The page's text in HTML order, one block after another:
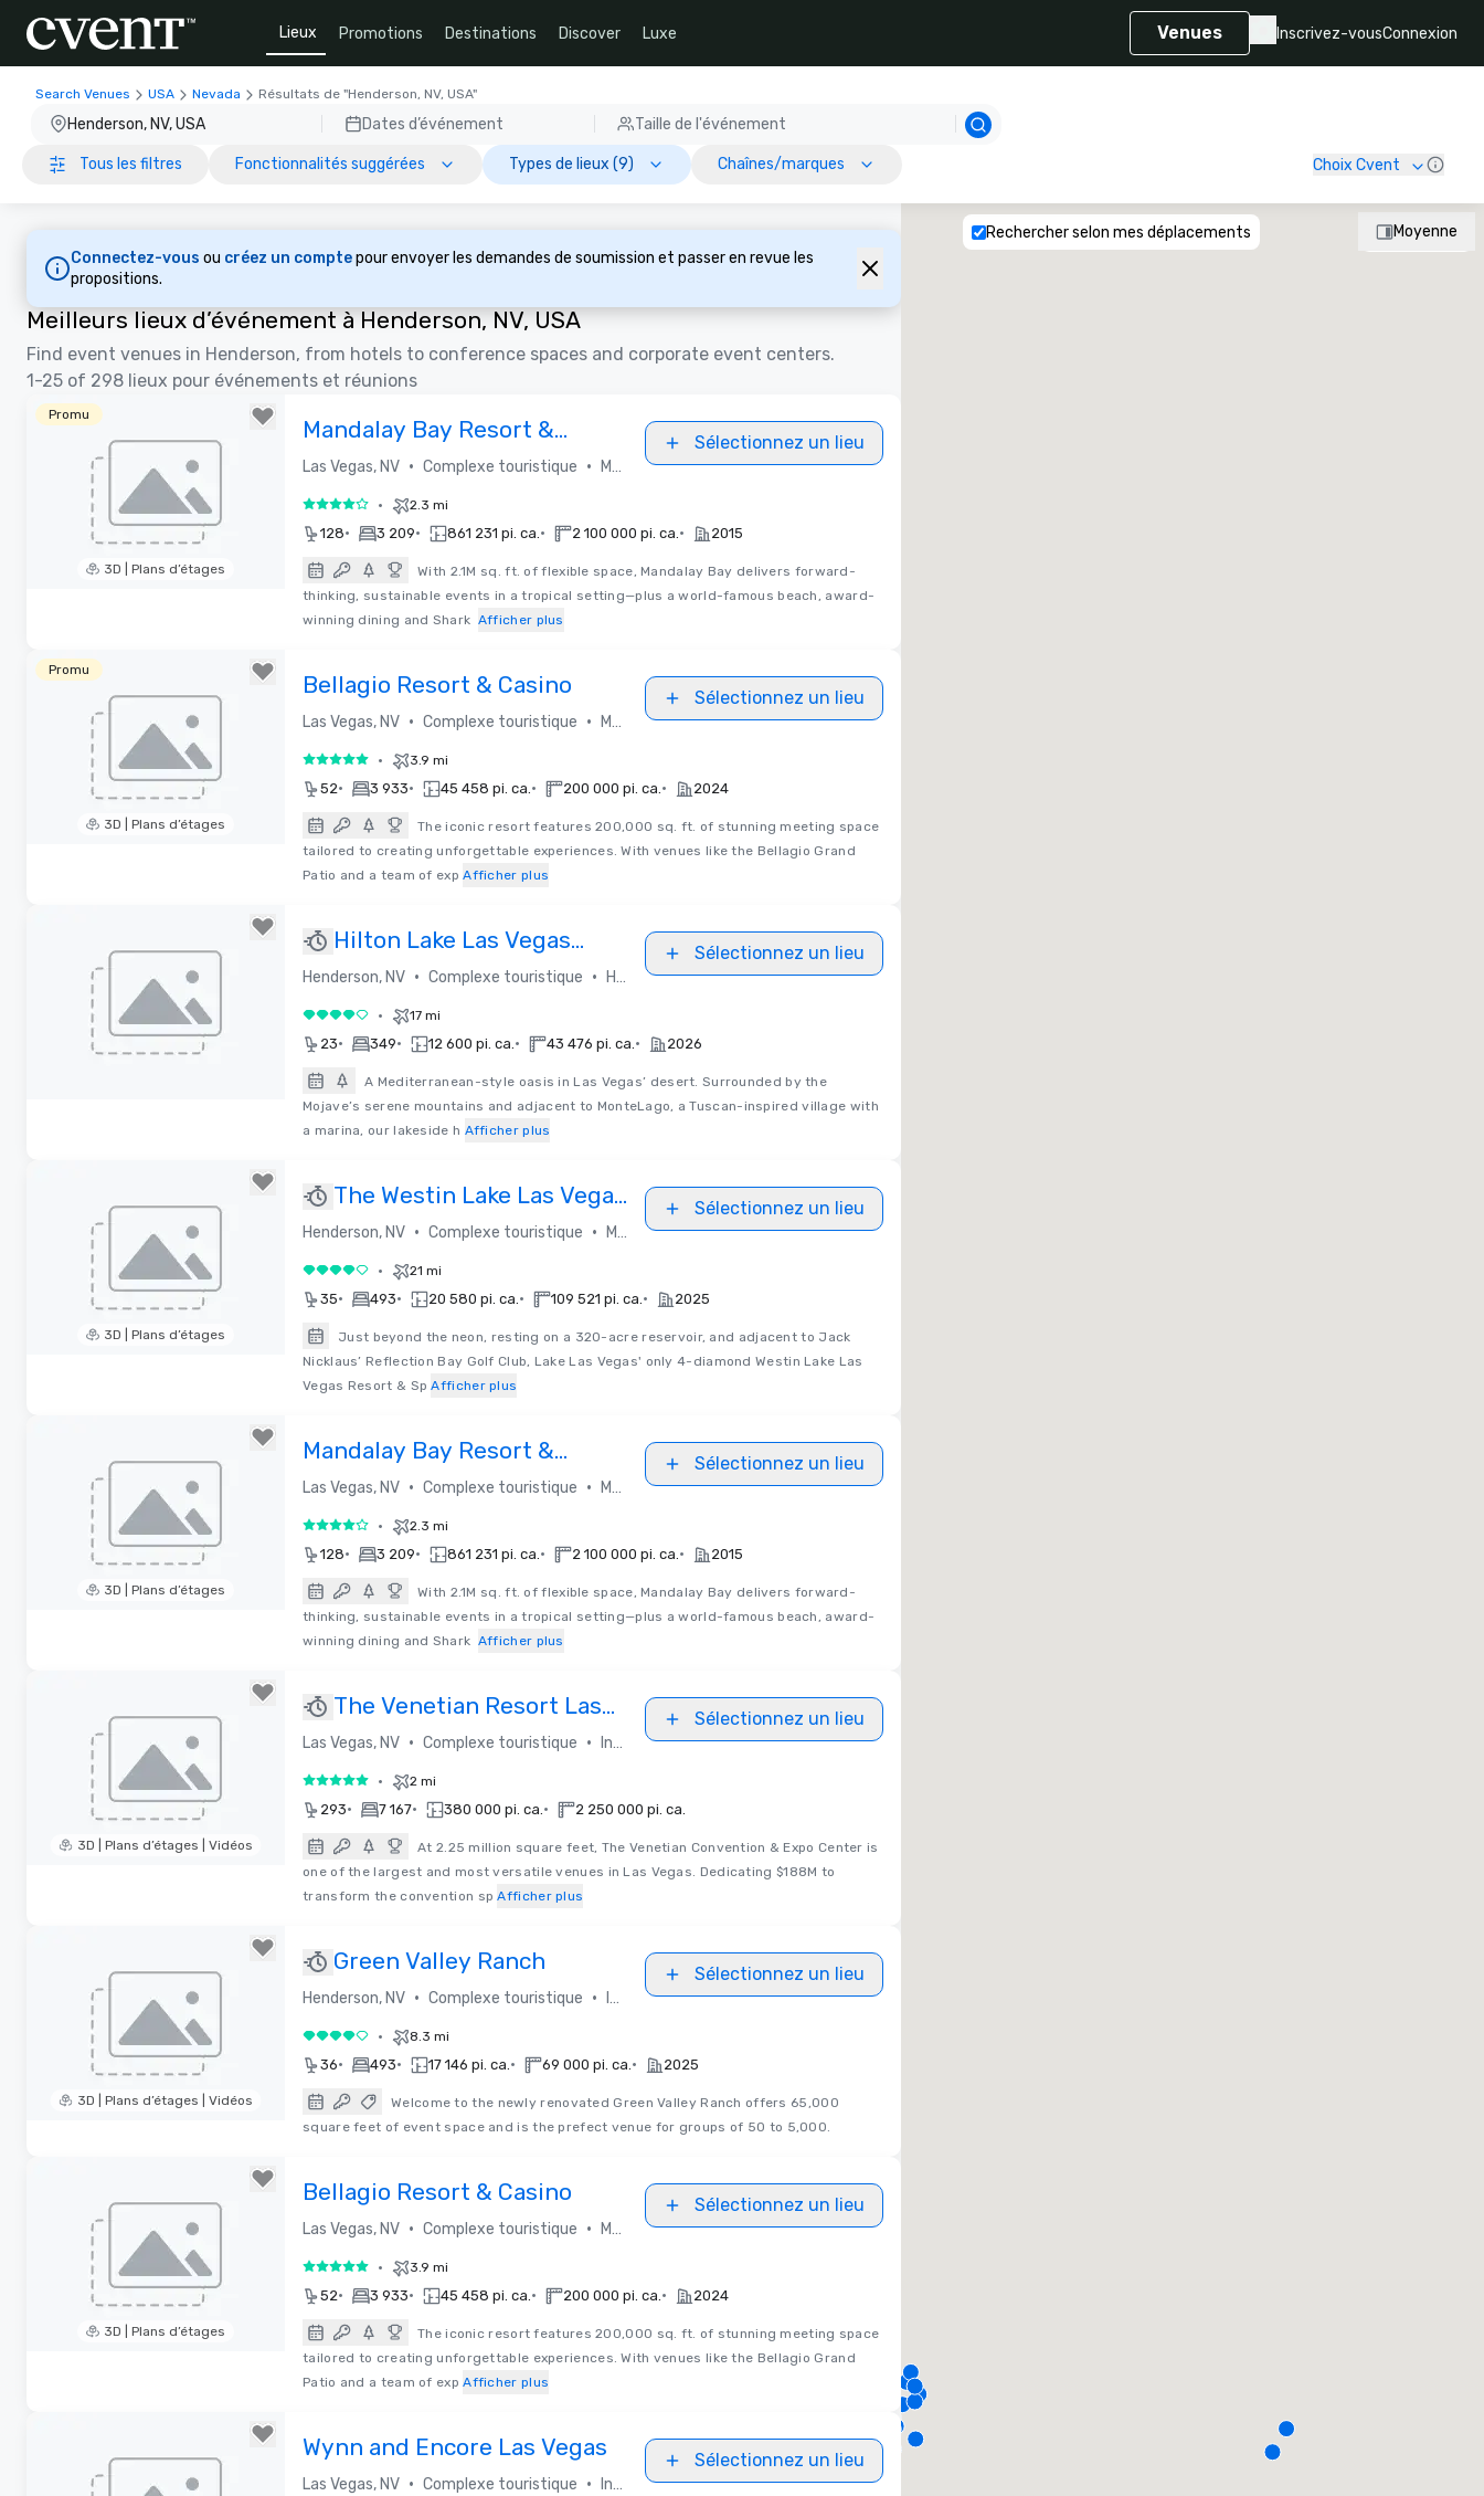
Lieux Promotions Destinations Discover Luxe Venues Inscrivez-vousConnexion
Search Venues USA Nevada Résultats de "Henderson, NV, USA"
Henderson, NV, USA Dates d’événement Taille de l'événement
Tous les filtres Fonctionnalités suggérées Types de lieux (9) Chaînes/marques Choix Cvent
Connectez-vous ou créez un comptepour envoyer les demandes de soumission et passer en revue les
propositions.
Meilleurs lieux d’événement à Henderson, NV, USA
Find event venues in Henderson, from hotels to conference spaces and corporate event centers.
1-25 of 298 lieux pour événements et réunions
Promu
3D | Plans d’étages
Mandalay Bay Resort &
Casino
Las Vegas, NV • Complexe touristique • MGM Resorts International
Sélectionnez un lieu
4 sur 5 • 2.3 mi
128• 3 209• 861 231 pi. ca.• 2 100 000 pi. ca.• 2015
With 2.1M sq. ft. of flexible space, Mandalay Bay delivers forward-
thinking, sustainable events in a tropical setting—plus a world-famous beach, award-
winning dining and Shark Afficher plus
Promu
3D | Plans d’étages
Bellagio Resort & Casino
Las Vegas, NV • Complexe touristique • MGM Resorts International
Sélectionnez un lieu
5 sur 5 • 3.9 mi
52• 3 933• 45 458 pi. ca.• 200 000 pi. ca.• 2024
The iconic resort features 200,000 sq. ft. of stunning meeting space
tailored to creating unforgettable experiences. With venues like the Bellagio Grand
Patio and a team of exp Afficher plus
Hilton Lake Las Vegas
Resort & Spa
Henderson, NV • Complexe touristique • Hilton
Sélectionnez un lieu
4 sur 5 • 17 mi
23• 349• 12 600 pi. ca.• 43 476 pi. ca.• 2026
A Mediterranean-style oasis in Las Vegas’ desert. Surrounded by the
Mojave’s serene mountains and adjacent to MonteLago, a Tuscan-inspired village with
a marina, our lakeside h Afficher plus
3D | Plans d’étages
The Westin Lake Las Vegas
Resort & Spa
Henderson, NV • Complexe touristique • Marriott Bonvoy
Sélectionnez un lieu
4 sur 5 • 21 mi
35• 493• 20 580 pi. ca.• 109 521 pi. ca.• 2025
Just beyond the neon, resting on a 320-acre reservoir, and adjacent to Jack
Nicklaus’ Reflection Bay Golf Club, Lake Las Vegas' only 4-diamond Westin Lake Las
Vegas Resort & Sp Afficher plus
3D | Plans d’étages
Mandalay Bay Resort &
Casino
Las Vegas, NV • Complexe touristique • MGM Resorts International
Sélectionnez un lieu
4 sur 5 • 2.3 mi
128• 3 209• 861 231 pi. ca.• 2 100 000 pi. ca.• 2015
With 2.1M sq. ft. of flexible space, Mandalay Bay delivers forward-
thinking, sustainable events in a tropical setting—plus a world-famous beach, award-
winning dining and Shark Afficher plus
3D | Plans d’étages | Vidéos
The Venetian Resort Las
Vegas
Las Vegas, NV • Complexe touristique • Independent / Other
Sélectionnez un lieu
5 sur 5 • 2 mi
293• 7 167• 380 000 pi. ca.• 2 250 000 pi. ca.
At 2.25 million square feet, The Venetian Convention & Expo Center is
one of the largest and most versatile venues in Las Vegas. Dedicating $188M to
transform the convention sp Afficher plus
3D | Plans d’étages | Vidéos
Green Valley Ranch
Henderson, NV • Complexe touristique •
Sélectionnez un lieu
4 sur 5 • 8.3 mi
36• 493• 17 146 pi. ca.• 69 000 pi. ca.• 2025
Welcome to the newly renovated Green Valley Ranch offers 65,000
square feet of event space and is the prefect venue for groups of 50 to 5,000.
3D | Plans d’étages
Bellagio Resort & Casino
Las Vegas, NV • Complexe touristique • MGM Resorts International
Sélectionnez un lieu
5 sur 5 • 3.9 mi
52• 3 933• 45 458 pi. ca.• 200 000 pi. ca.• 2024
The iconic resort features 200,000 sq. ft. of stunning meeting space
tailored to creating unforgettable experiences. With venues like the Bellagio Grand
Patio and a team of exp Afficher plus
Wynn and Encore Las Vegas
Las Vegas, NV • Complexe touristique • Independent / Other
Sélectionnez un lieu
Moyenne
Rechercher selon mes déplacements